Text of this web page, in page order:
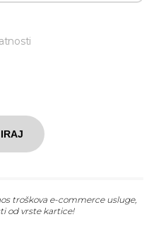
troškova e-commerce usluge,
od vrste kartice!